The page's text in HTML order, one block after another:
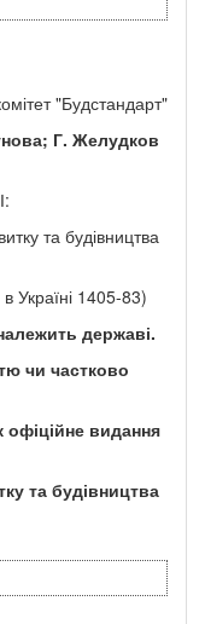
"Будстандарт"
Г. Желудков
та будівництва
1405-83)
державі.
чи частково
видання
та будівництва